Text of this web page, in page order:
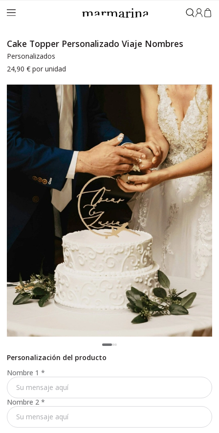
Iniciar
Cake Topper Personalizado Viaje Nombres
Personalizados
24,90 € por unidad
Personalización del producto
Nombre 1 *
Nombre 2 *